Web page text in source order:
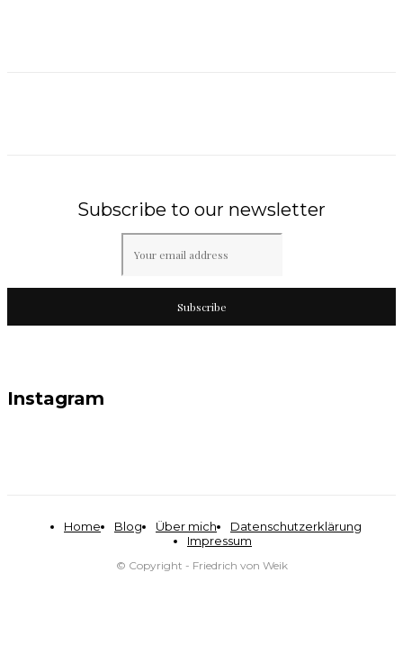
Subscribe to our newsletter
Subscribe
Instagram
Home Blog Über mich
Datenschutzerklärung
Impressum
© Copyright - Friedrich von Weik